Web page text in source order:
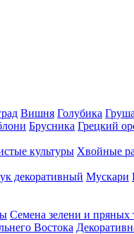
Вишня Голубика Груша
Брусника Грецкий
культуры Хвойные
декоративный Мускари
Семена зелени и пряных
Востока